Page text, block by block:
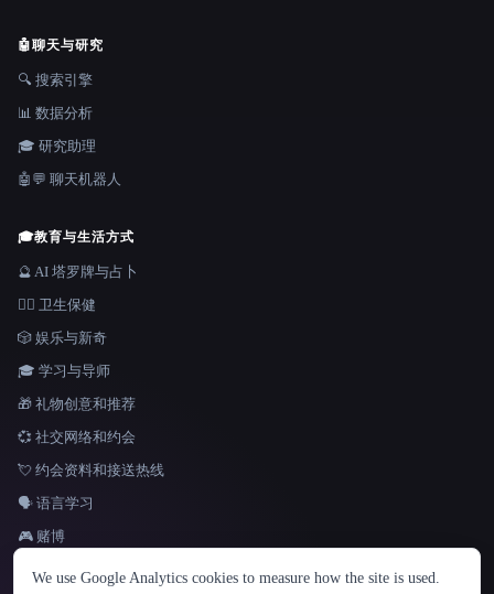
语言
English español Français Русский 简体中文
🤖聊天与研究
🔍 搜索引擎
📊 数据分析
🎓 研究助理
🤖💬 聊天机器人
🎓教育与生活方式
🔮 AI 塔罗牌与占卜
👩‍⚕️ 卫生保健
🎲 娱乐与新奇
🎓 学习与导师
🎁 礼物创意和推荐
💞 社交网络和约会
💘 约会资料和接送热线
🗣️ 语言学习
🎮 赌博
We use Google Analytics cookies to measure how the site is used.